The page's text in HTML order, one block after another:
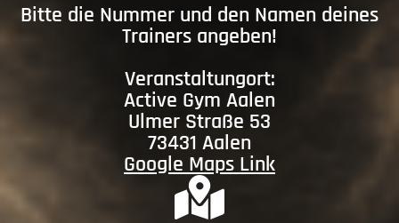
Bitte die Nummer und den Namen deines
Trainers angeben!
Veranstaltungort:
Active Gym Aalen
Ulmer Straße 53
73431 Aalen
Google Maps Link